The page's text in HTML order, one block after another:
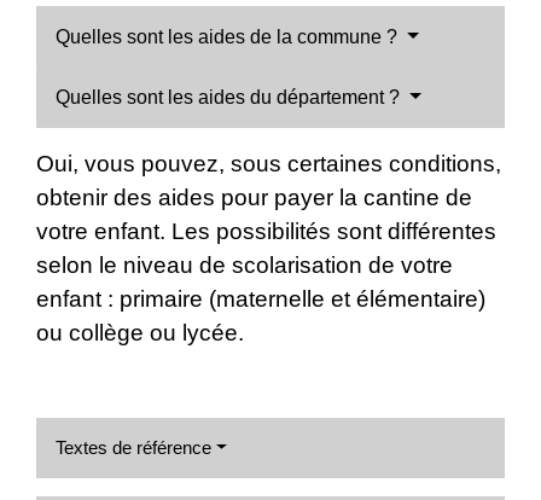
Quelles sont les aides de la commune ?
Quelles sont les aides du département ?
Oui, vous pouvez, sous certaines conditions,
obtenir des aides pour payer la cantine de
votre enfant. Les possibilités sont différentes
selon le niveau de scolarisation de votre
enfant : primaire (maternelle et élémentaire)
ou collège ou lycée.
Textes de référence